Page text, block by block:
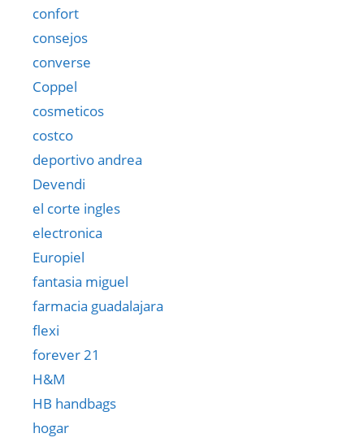
confort
consejos
converse
Coppel
cosmeticos
costco
deportivo andrea
Devendi
el corte ingles
electronica
Europiel
fantasia miguel
farmacia guadalajara
flexi
forever 21
H&M
HB handbags
hogar